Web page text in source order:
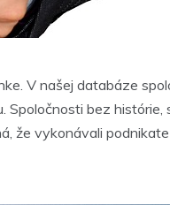
V našej databáze
bez histórie,
že vykonávali